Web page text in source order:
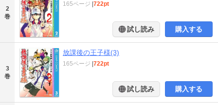
2
巻
165ページ 722pt
試し読み 購入する
3
巻
放課後の王子様(3)
165ページ 722pt
試し読み 購入する